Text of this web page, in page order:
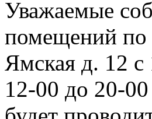
Уважаемые
помещений по
Ямская д. 12
12-00 до 20-